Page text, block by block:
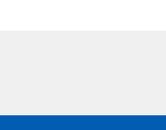
Fox Corporation